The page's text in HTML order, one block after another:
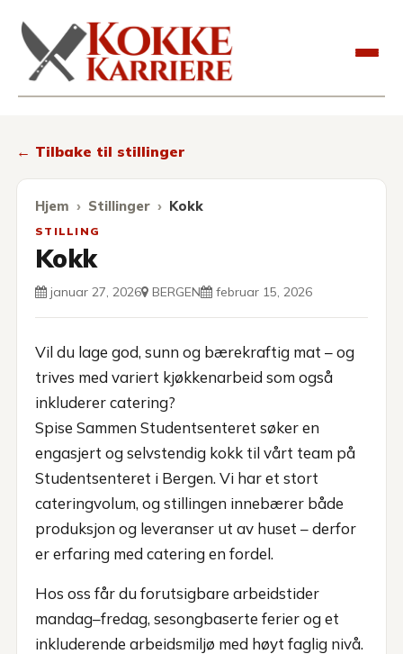
Kokkekarriere
← Tilbake til stillinger
Hjem Stillinger Kokk
STILLING
Kokk
januar 27, 2026 BERGEN februar 15, 2026
Vil du lage god, sunn og bærekraftig mat – og
trives med variert kjøkkenarbeid som også
inkluderer catering?
Spise Sammen Studentsenteret søker en
engasjert og selvstendig kokk til vårt team på
Studentsenteret i Bergen. Vi har et stort
cateringvolum, og stillingen innebærer både
produksjon og leveranser ut av huset – derfor
er erfaring med catering en fordel.
Hos oss får du forutsigbare arbeidstider
mandag–fredag, sesongbaserte ferier og et
inkluderende arbeidsmiljø med høyt faglig nivå.